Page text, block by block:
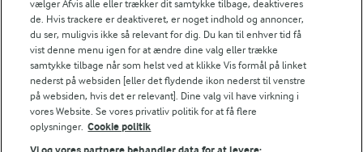
Kold hyldelomstskum
Pisk fløden til let skum. Tilsæt hyldeblomstsaft og pisk
i yderligere 10-15 sek.
vælger Afvis alle eller trækker dit samtykke tilbage, deaktiveres
de. Hvis trackere er deaktiveret, er noget indhold og annoncer,
du ser, muligvis ikke så relevant for dig. Du kan til enhver tid få
vist denne menu igen for at ændre dine valg eller trække
samtykke tilbage når som helst ved at klikke Vis formål på linket
nederst på websiden [eller det flydende ikon nederst til venstre
på websiden, hvis det er relevant]. Dine valg vil have virkning i
vores Website. Se vores privatliv politik for at få flere
oplysninger. Cookie politik